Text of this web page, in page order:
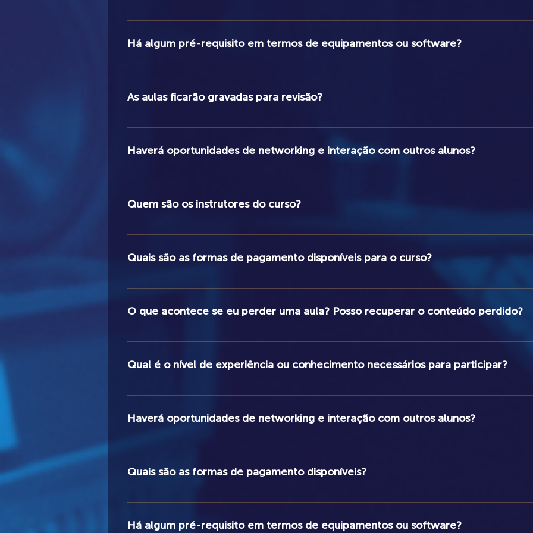
O curso é projetado para atender a todos os níveis de experiência, desde iniciantes até profissionais.
Há algum pré-requisito em termos de equipamentos ou software?
Não há pré-requisitos de equipamentos de áudio ou software para participar do curso. Porém, a
As aulas ficarão gravadas para revisão?
Sim, todas as aulas serão gravadas e disponibilizadas para revisão, por um período de seis meses
Haverá oportunidades de networking e interação com outros alunos?
Sim, o curso oferecerá oportunidades para interagir com outros alunos, tanto nas modalidades
Quem são os instrutores do curso?
O curso será ministrado por Rodrigo Lopes, engenheiro de áudio e produtor ganhador de dois
Quais são as formas de pagamento disponíveis para o curso?
Aceitamos várias formas de pagamento, incluindo cartões de crédito (até 4x sem juros),
O que acontece se eu perder uma aula? Posso recuperar o conteúdo perdido?
Sim, todas as aulas serão gravadas e disponibilizadas para revisão, permitindo que você recupere
Qual é o nível de experiência ou conhecimento necessários para participar?
As aulas são preparadas para atender a todos os níveis de experiência, de iniciantes a profissionais.
Haverá oportunidades de networking e interação com outros alunos?
Sim, a Academia Arte no Áudio oferece oportunidades para interagir com outros alunos - seja
Quais são as formas de pagamento disponíveis?
Aceitamos várias formas de pagamento, incluindo cartões de crédito, transferência bancária e boleto
Há algum pré-requisito em termos de equipamentos ou software?